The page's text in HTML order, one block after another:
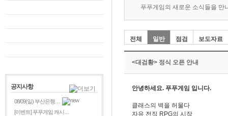
공지사항
08/09(일) 부산은행…
[이벤트] 푸푸게임 캐시…
푸푸게임의 새로운 소식들을 만
전체 일반 점검 보도자료
<대검황> 정식 오픈 안내
안녕하세요. 푸푸게임 입니다.
클래스의 벽을 허물다
자유 전직 RPG의 시작